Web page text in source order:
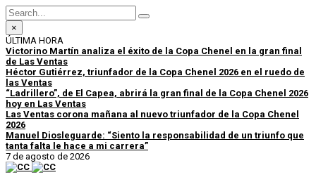
×
ÚLTIMA HORA
Victorino Martín analiza el éxito de la Copa Chenel en la gran final
de Las Ventas
Héctor Gutiérrez, triunfador de la Copa Chenel 2026 en el ruedo de
las Ventas
“Ladrillero”, de El Capea, abrirá la gran final de la Copa Chenel 2026
hoy en Las Ventas
Las Ventas corona mañana al nuevo triunfador de la Copa Chenel
2026
Manuel Diosleguarde: “Siento la responsabilidad de un triunfo que
tanta falta le hace a mi carrera”
7 de agosto de 2026